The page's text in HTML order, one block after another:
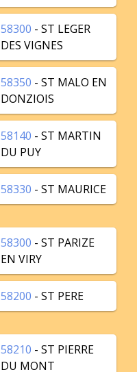
58300 - ST LEGER
DES VIGNES
58350 - ST MALO EN
DONZIOIS
58140 - ST MARTIN
DU PUY
58330 - ST MAURICE
58300 - ST PARIZE
EN VIRY
58200 - ST PERE
58210 - ST PIERRE
DU MONT